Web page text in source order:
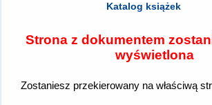
Katalog książek
Strona z dokumentem
wyświetlona
Zostaniesz przekierowany na właściwą